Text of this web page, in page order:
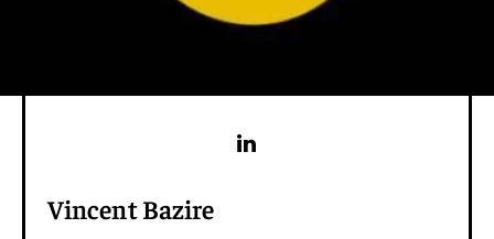
Vincent Bazire